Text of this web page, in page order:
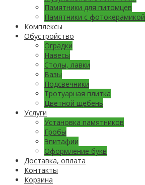
Памятники для питомцев
Памятники с фотокерамикой
Комплексы
Обустройство
Оградки
Навесы
Столы, лавки
Вазы
Подсвечники
Тротуарная плитка
Цветной щебень
Услуги
Установка памятников
Гробы
Эпитафии
Оформление букв
Доставка, оплата
Контакты
Корзина